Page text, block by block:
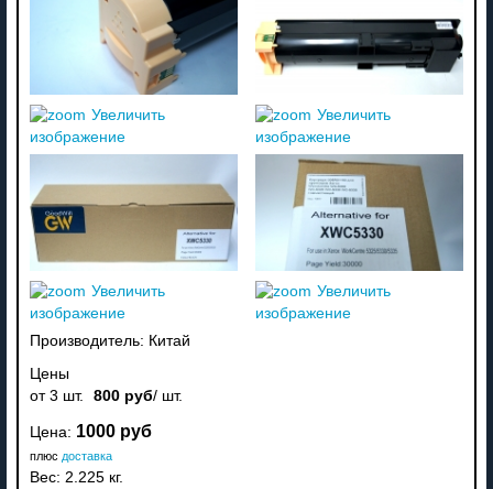
Увеличить
изображение
Увеличить
изображение
Увеличить
изображение
Увеличить
изображение
Производитель: Китай
Цены
от 3 шт.
800 руб/ шт.
Цена: 1000 руб
плюс доставка
Вес: 2.225 кг.